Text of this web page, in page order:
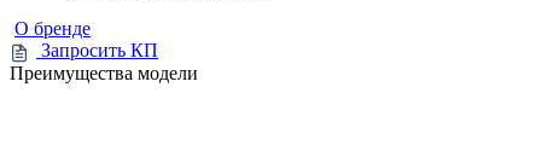
О бренде
Запросить КП
Преимущества модели